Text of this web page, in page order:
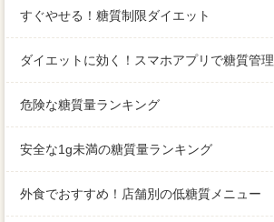
すぐやせる！糖質制限ダイエット
ダイエットに効く！スマホアプリで糖質管理
危険な糖質量ランキング
安全な1g未満の糖質量ランキング
外食でおすすめ！店舗別の低糖質メニュー